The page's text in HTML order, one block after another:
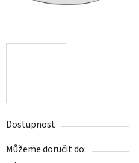
Dostupnost
Můžeme doručit do: